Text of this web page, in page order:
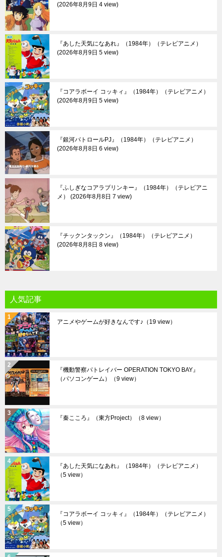
2026年8月9日 4 view
『あした天気になあれ』（1984年）（テレビアニメ）
2026年8月9日 5 view
『コアラボーイ コッキィ』（1984年）（テレビアニメ）
2026年8月9日 5 view
『銀河パトロールPJ』（1984年）（テレビアニメ）
2026年8月8日 6 view
『ふしぎなコアラブリンキー』（1984年）（テレビアニ
メ）
2026年8月8日 7 view
『チックンタックン』（1984年）（テレビアニメ）
2026年8月8日 8 view
人気記事
アニメやゲームが好きなんです♪ （19 view）
『機動警察パトレイバー OPERATION TOKYO BAY』
（パソコンゲーム）
（9 view）
『秦こころ』（東方Project） （8 view）
『あした天気になあれ』（1984年）（テレビアニメ）
（5 view）
『コアラボーイ コッキィ』（1984年）（テレビアニメ）
（5 view）